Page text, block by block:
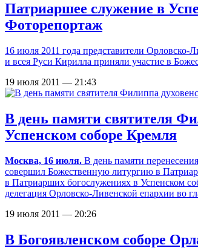
Патриаршее служение в
Фоторепортаж
16 июля 2011 года представители
и всея Руси Кирилла приняли участие в
19 июля 2011 — 21:43
В день памяти святителя
Успенском соборе Кремля
Москва, 16 июля. В день памяти
совершил Божественную литургию в
в Патриарших богослужениях в Успенском
делегация Орловско-Ливенской епархии во
19 июля 2011 — 20:26
В Богоявленском соборе